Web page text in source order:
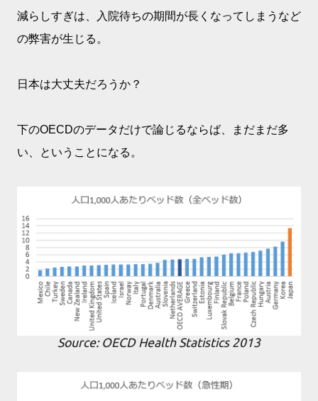
減らしすぎは、入院待ちの期間が長くなってしまうなど
の弊害が生じる。
日本は大丈夫だろうか？
下のOECDのデータだけで論じるならば、まだまだ多
い、ということになる。
Source: OECD Health Statistics 2013